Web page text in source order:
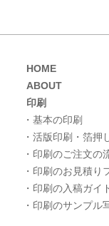
HOME
ABOUT
印刷
・基本の印刷
・活版印刷・箔押
・印刷のご注文の
・印刷のお見積り
・印刷の入稿ガイ
・印刷のサンプル